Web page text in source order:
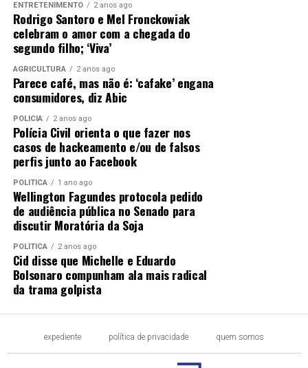
ENTRETENIMENTO 2 anos ago
Rodrigo Santoro e Mel Fronckowiak
celebram o amor com a chegada do
segundo filho; ‘Viva’
AGRICULTURA 2 anos ago
Parece café, mas não é: ‘cafake’ engana
consumidores, diz Abic
POLÍCIA 2 anos ago
Polícia Civil orienta o que fazer nos
casos de hackeamento e/ou de falsos
perfis junto ao Facebook
POLÍTICA 1 ano ago
Wellington Fagundes protocola pedido
de audiência pública no Senado para
discutir Moratória da Soja
POLÍTICA 2 anos ago
Cid disse que Michelle e Eduardo
Bolsonaro compunham ala mais radical
da trama golpista
expediente política de privacidade quem somos